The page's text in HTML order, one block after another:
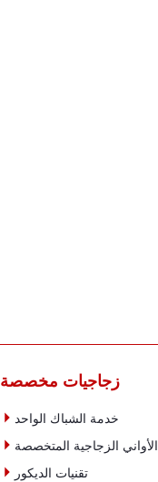
زجاجيات مخصصة
 خدمة الشباك الواحد
 الأواني الزجاجية المتخصصة
 تقنيات الديكور